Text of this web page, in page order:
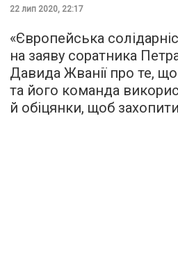
22 лип 2020, 22:17
«Європейська
на заяву соратника
Давида Жванії про те,
та його команда
й обіцянки, щоб